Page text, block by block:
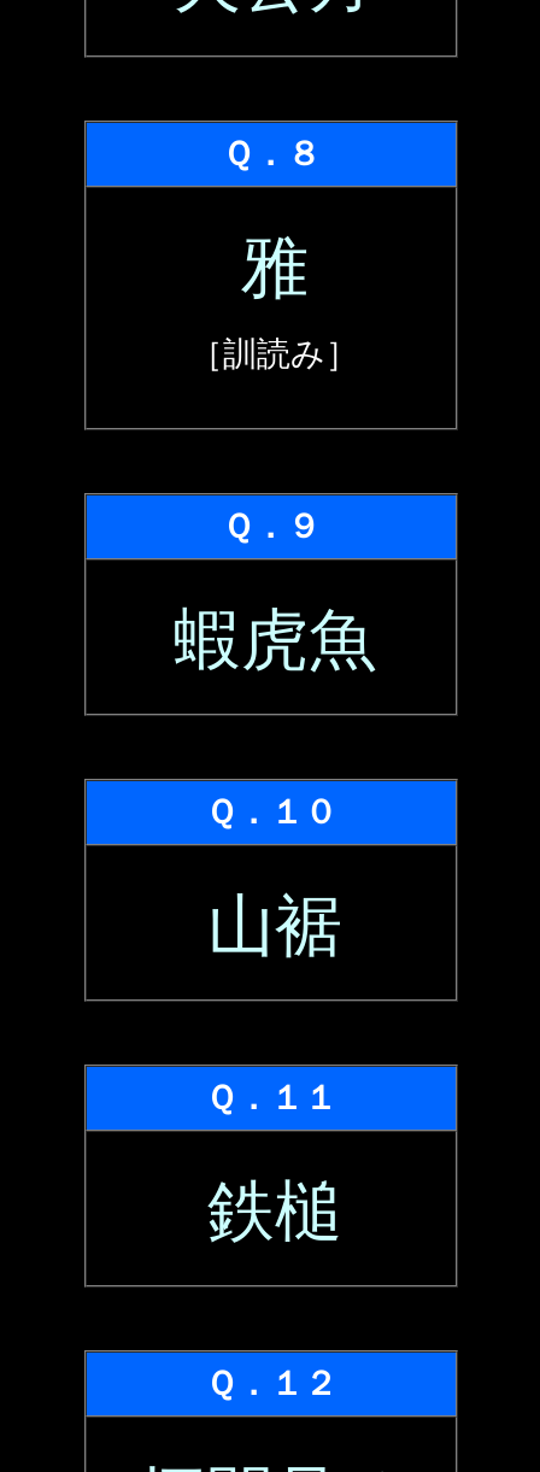
Ｑ．８
雅
［訓読み］
Ｑ．９
蝦虎魚
Ｑ．１０
山裾
Ｑ．１１
鉄槌
Ｑ．１２